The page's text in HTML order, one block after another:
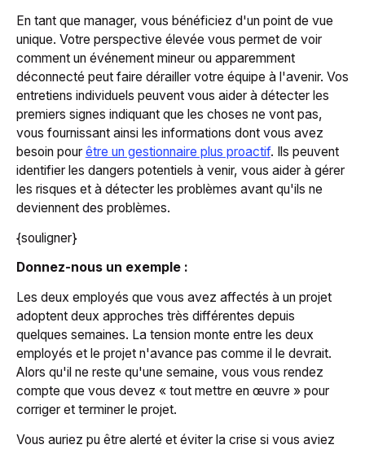
En tant que manager, vous bénéficiez d'un point de vue
unique. Votre perspective élevée vous permet de voir
comment un événement mineur ou apparemment
déconnecté peut faire dérailler votre équipe à l'avenir. Vos
entretiens individuels peuvent vous aider à détecter les
premiers signes indiquant que les choses ne vont pas,
vous fournissant ainsi les informations dont vous avez
besoin pour être un gestionnaire plus proactif. Ils peuvent
identifier les dangers potentiels à venir, vous aider à gérer
les risques et à détecter les problèmes avant qu'ils ne
deviennent des problèmes.
{souligner}
Donnez-nous un exemple :
Les deux employés que vous avez affectés à un projet
adoptent deux approches très différentes depuis
quelques semaines. La tension monte entre les deux
employés et le projet n'avance pas comme il le devrait.
Alors qu'il ne reste qu'une semaine, vous vous rendez
compte que vous devez « tout mettre en œuvre » pour
corriger et terminer le projet.
Vous auriez pu être alerté et éviter la crise si vous aviez